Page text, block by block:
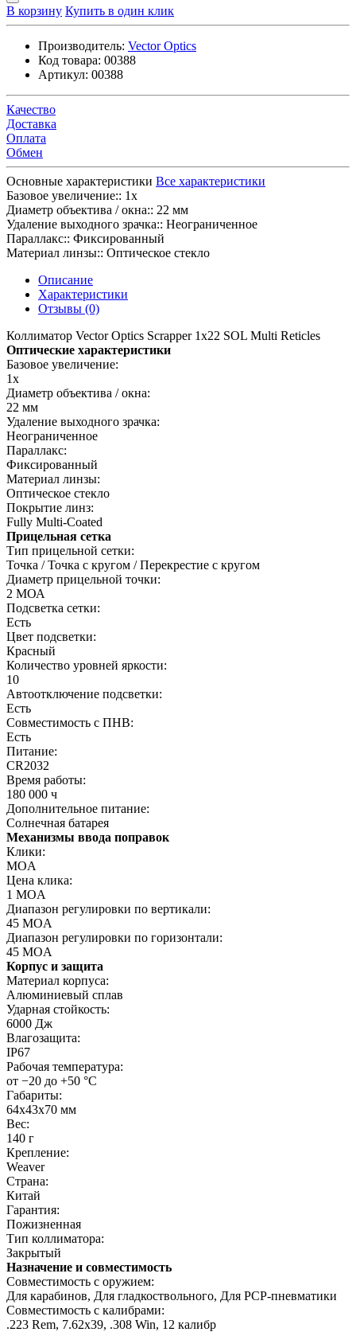
В корзину Купить в один клик
Производитель: Vector Optics
Код товара: 00388
Артикул: 00388
Качество
Доставка
Оплата
Обмен
Основные характеристики Все характеристики
Базовое увеличение:: 1x
Диаметр объектива / окна:: 22 мм
Удаление выходного зрачка:: Неограниченное
Параллакс:: Фиксированный
Материал линзы:: Оптическое стекло
Описание
Характеристики
Отзывы (0)
Коллиматор Vector Optics Scrapper 1x22 SOL Multi Reticles
Оптические характеристики
Базовое увеличение:
1x
Диаметр объектива / окна:
22 мм
Удаление выходного зрачка:
Неограниченное
Параллакс:
Фиксированный
Материал линзы:
Оптическое стекло
Покрытие линз:
Fully Multi-Coated
Прицельная сетка
Тип прицельной сетки:
Точка / Точка с кругом / Перекрестие с кругом
Диаметр прицельной точки:
2 МОА
Подсветка сетки:
Есть
Цвет подсветки:
Красный
Количество уровней яркости:
10
Автоотключение подсветки:
Есть
Совместимость с ПНВ:
Есть
Питание:
CR2032
Время работы:
180 000 ч
Дополнительное питание:
Солнечная батарея
Механизмы ввода поправок
Клики:
MOA
Цена клика:
1 MOA
Диапазон регулировки по вертикали:
45 MOA
Диапазон регулировки по горизонтали:
45 MOA
Корпус и защита
Материал корпуса:
Алюминиевый сплав
Ударная стойкость:
6000 Дж
Влагозащита:
IP67
Рабочая температура:
от −20 до +50 °C
Габариты:
64x43x70 мм
Вес:
140 г
Крепление:
Weaver
Страна:
Китай
Гарантия:
Пожизненная
Тип коллиматора:
Закрытый
Назначение и совместимость
Совместимость с оружием:
Для карабинов, Для гладкоствольного, Для PCP-пневматики
Совместимость с калибрами:
.223 Rem, 7.62х39, .308 Win, 12 калибр